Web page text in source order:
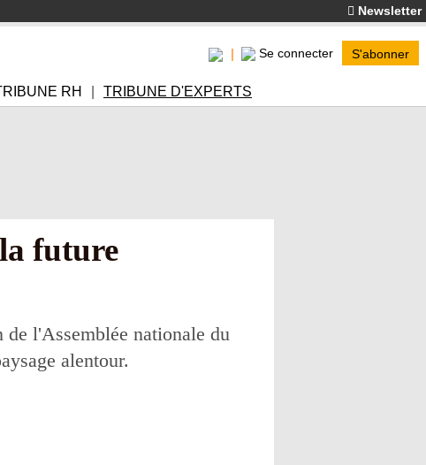
Newsletter
Se connecter S'abonner
RH TRIBUNE D'EXPERTS
future
l'Assemblée nationale du
alentour.